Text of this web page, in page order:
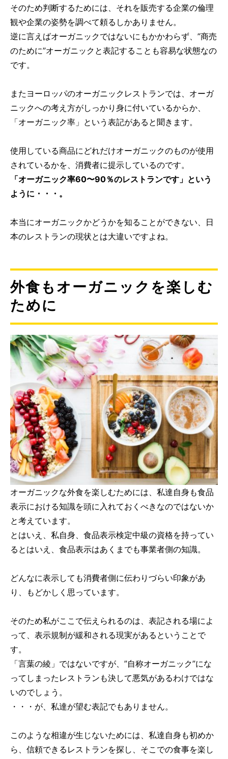
そのため判断するためには、それを販売する企業の倫理
観や企業の姿勢を調べて頼るしかありません。
逆に言えばオーガニックではないにもかかわらず、”商売
のために”オーガニックと表記することも容易な状態なの
です。
またヨーロッパのオーガニックレストランでは、オーガ
ニックへの考え方がしっかり身に付いているからか、
「オーガニック率」という表記があると聞きます。
使用している商品にどれだけオーガニックのものが使用
されているかを、消費者に提示しているのです。
「オーガニック率60〜90％のレストランです」という
ように・・・。
本当にオーガニックかどうかを知ることができない、日
本のレストランの現状とは大違いですよね。
外食もオーガニックを楽しむ
ために
オーガニックな外食を楽しむためには、私達自身も食品
表示における知識を頭に入れておくべきなのではないか
と考えています。
とはいえ、私自身、食品表示検定中級の資格を持ってい
るとはいえ、食品表示はあくまでも事業者側の知識。
どんなに表示しても消費者側に伝わりづらい印象があ
り、もどかしく思っています。
そのため私がここで伝えられるのは、表記される場によ
って、表示規制が緩和される現実があるということで
す。
「言葉の綾」ではないですが、”自称オーガニック”にな
ってしまったレストランも決して悪気があるわけではな
いのでしょう。
・・・が、私達が望む表記でもありません。
このような相違が生じないためには、私達自身も初めか
ら、信頼できるレストランを探し、そこでの食事を楽し